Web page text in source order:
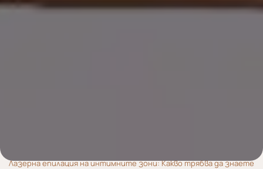
Лазерна епилация на интимните зони: Какво трябва да знаете